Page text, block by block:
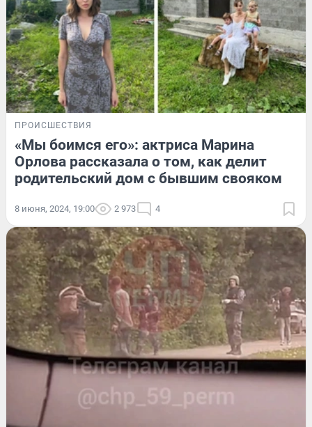
ПРОИСШЕСТВИЯ
«Мы боимся его»: актриса Марина
Орлова рассказала о том, как делит
родительский дом с бывшим свояком
8 июня, 2024, 19:00 2 973 4